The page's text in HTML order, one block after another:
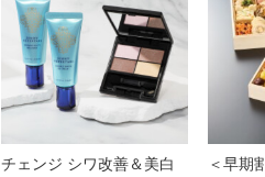
チェンジ シワ改善＆美白
＜早期